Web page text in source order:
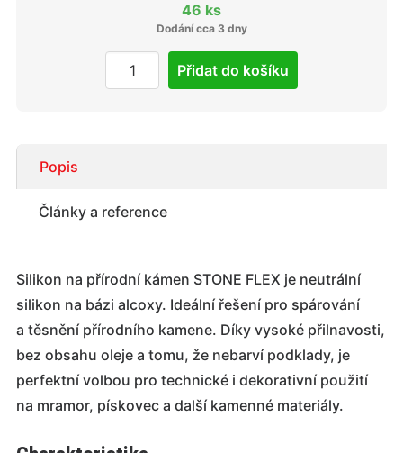
Popis
Články a reference
Silikon na přírodní kámen STONE FLEX je neutrální
silikon na bázi alcoxy. Ideální řešení pro spárování
a těsnění přírodního kamene. Díky vysoké přilnavosti,
bez obsahu oleje a tomu, že nebarví podklady, je
perfektní volbou pro technické i dekorativní použití
na mramor, pískovec a další kamenné materiály.
46 ks
Dodání cca 3 dny
Přidat do košíku